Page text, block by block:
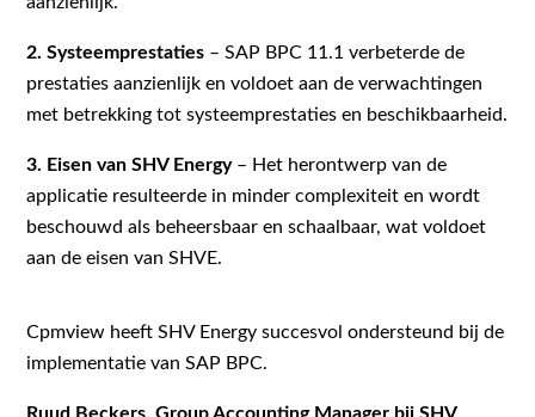
2. Systeemprestaties – SAP BPC 11.1 verbeterde de
prestaties aanzienlijk en voldoet aan de verwachtingen
met betrekking tot systeemprestaties en beschikbaarheid.
3. Eisen van SHV Energy– Het herontwerp van de
applicatie resulteerde in minder complexiteit en wordt
beschouwd als beheersbaar en schaalbaar, wat voldoet
aan de eisen van SHVE.
Cpmview heeft SHV Energy succesvol ondersteund bij de
implementatie van SAP BPC.
Ruud Beckers, Group Accounting Manager bij SHV